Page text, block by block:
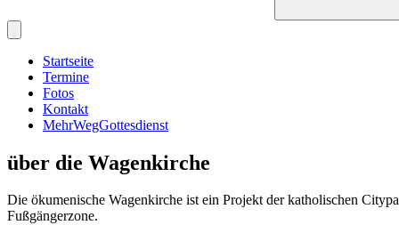
Startseite
Termine
Fotos
Kontakt
MehrWegGottesdienst
über die Wagenkirche
Die ökumenische Wagenkirche ist ein Projekt der katholischen
Fußgängerzone.